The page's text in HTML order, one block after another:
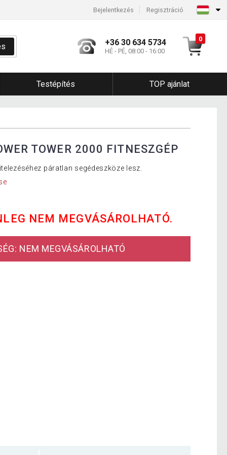
Bejelentkezés Regisztráció
+36 30 634 5734
HÉ - PÉ, 08:00 - 16:00
0
Testépítés TOP ajánlat
TOWER 2000 FITNESZGÉP
páratlan segédeszköze lesz.
NEM MEGVÁSÁROLHATÓ.
NEM MEGVÁSÁROLHATÓ